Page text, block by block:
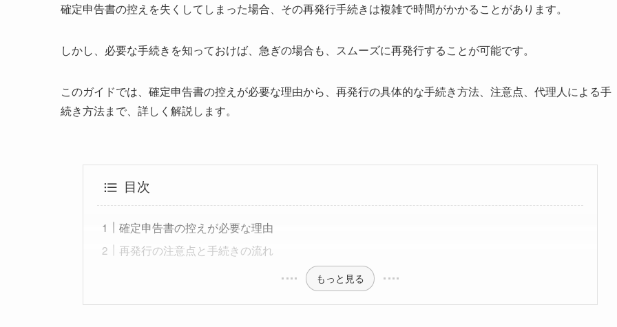
確定申告書の控えを失くしてしまった場合、その再発行手続きは複雑で時間がかかることがあります。
しかし、必要な手続きを知っておけば、急ぎの場合も、スムーズに再発行することが可能です。
このガイドでは、確定申告書の控えが必要な理由から、再発行の具体的な手続き方法、注意点、代理人による手
続き方法まで、詳しく解説します。
目次
確定申告書の控えが必要な理由
再発行の注意点と手続きの流れ
もっと見る